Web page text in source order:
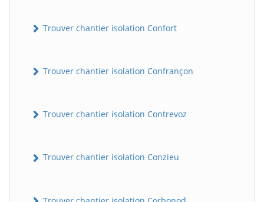
Trouver chantier isolation Confort
Trouver chantier isolation Confrançon
Trouver chantier isolation Contrevoz
Trouver chantier isolation Conzieu
BatiWebPro